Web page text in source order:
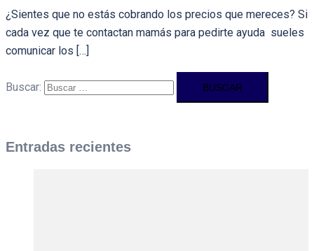
¿Sientes que no estás cobrando los precios que mereces? Si
cada vez que te contactan mamás para pedirte ayuda sueles
comunicar los […]
Buscar:
Entradas recientes